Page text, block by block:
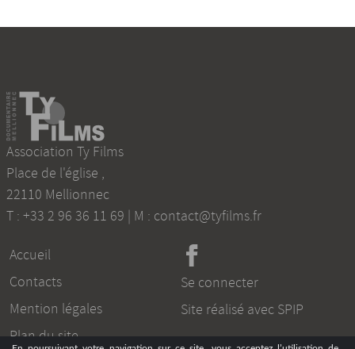
Association Ty Films
Place de l'église ,
22110 Mellionnec
T : +33 2 96 36 11 69 | M : contact@tyfilms.fr
Accueil
Contacts
Mention légales
Plan du site
Se connecter
Site réalisé avec SPIP